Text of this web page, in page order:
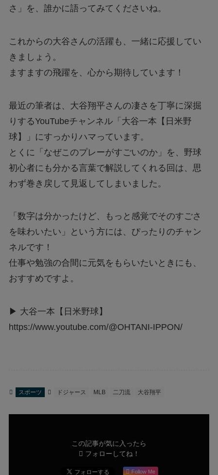
さ」を、誰かに語ってみてくださいね。
これからの大谷さんの活躍も、一緒に応援してい
きましょう。
ますますの飛躍を、心から期待しています！
最近の筆者は、大谷翔平さんの凄さを丁寧に深掘
りするYouTubeチャンネル「大谷一本【日米野
球】」にすっかりハマっています。
とくに「なぜこのプレーがすごいのか」を、野球
初心者にも分かる言葉で解説してくれる回は、思
わず巻き戻して見返してしまいました。
「数字は分かったけど、もっと感覚でそのすごさ
を味わいたい」という方には、ぴったりのチャン
ネルです！
仕事や勉強の合間に元気をもらいたいときにも、
おすすめですよ。
▶ 大谷一本【日米野球】
https://www.youtube.com/@OHTANI-IPPON/
スポーツ ドジャース MLB 二刀流 大谷翔平
この記事が気に入ったら
フォローしてね！
Follow Me